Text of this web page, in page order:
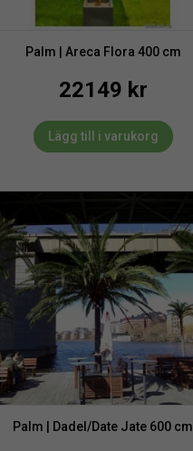
Palm | Areca Flora 400 cm
22149 kr
Lägg till i varukorg
Palm | Dadel/Date Jate 600 cm